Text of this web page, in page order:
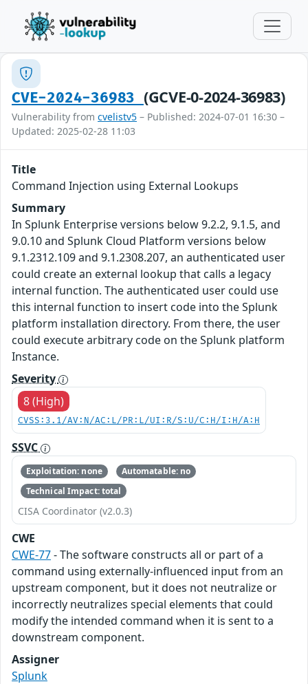
CVE-2024-36983 (GCVE-0-2024-36983)
Vulnerability from cvelistv5 – Published: 2024-07-01 16:30 –
Updated: 2025-02-28 11:03
Title
Command Injection using External Lookups
Summary
In Splunk Enterprise versions below 9.2.2, 9.1.5, and
9.0.10 and Splunk Cloud Platform versions below
9.1.2312.109 and 9.1.2308.207, an authenticated user
could create an external lookup that calls a legacy
internal function. The authenticated user could use
this internal function to insert code into the Splunk
platform installation directory. From there, the user
could execute arbitrary code on the Splunk platform
Instance.
Severity
8 (High)
CVSS:3.1/AV:N/AC:L/PR:L/UI:R/S:U/C:H/I:H/A:H
SSVC
Exploitation: none
Automatable: no
Technical Impact: total
CISA Coordinator (v2.0.3)
CWE
CWE-77- The software constructs all or part of a
command using externally-influenced input from an
upstream component, but it does not neutralize or
incorrectly neutralizes special elements that could
modify the intended command when it is sent to a
downstream component.
Assigner
Splunk